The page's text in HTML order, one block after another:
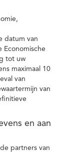
datum van
Economische
tot uw
maximaal 10
van
van
en aan
partners van